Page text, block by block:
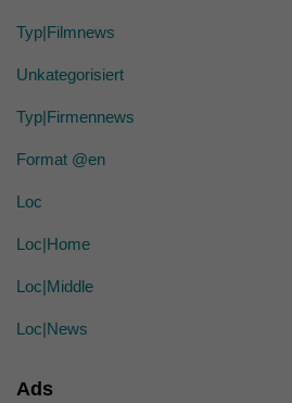
Typ|Filmnews
Unkategorisiert
Typ|Firmennews
Format @en
Loc
Loc|Home
Loc|Middle
Loc|News
Ads